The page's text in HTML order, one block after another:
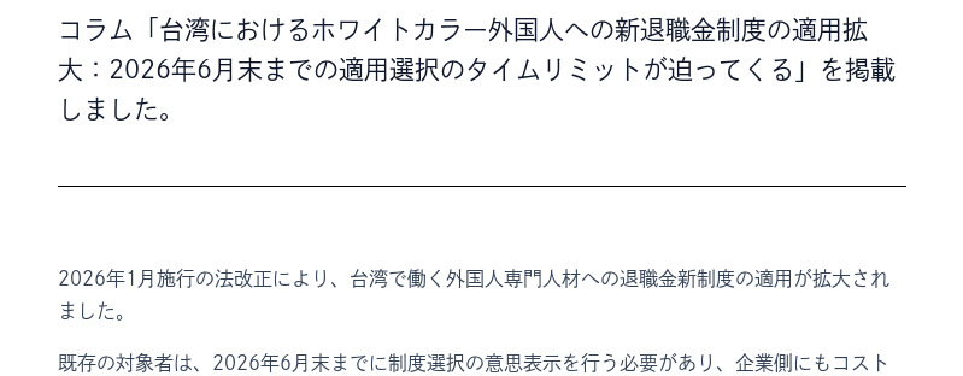
コラム「台湾におけるホワイトカラー外国人への新退職金制度の適用拡
大：2026年6月末までの適用選択のタイムリミットが迫ってくる」を掲載
しました。
2026年1月施行の法改正により、台湾で働く外国人専門人材への退職金新制度の適用が拡大され
ました。
既存の対象者は、2026年6月末までに制度選択の意思表示を行う必要があり、企業側にもコスト